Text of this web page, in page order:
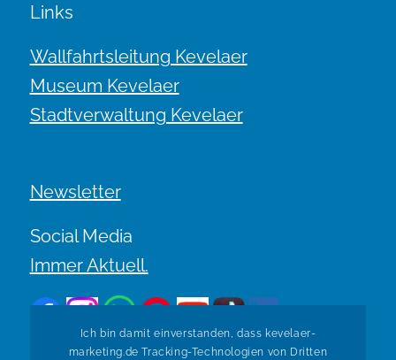
Links
Wallfahrtsleitung Kevelaer
Museum Kevelaer
Stadtverwaltung Kevelaer
Newsletter
Social Media
Immer Aktuell.
Ich bin damit einverstanden, dass kevelaer-
marketing.de Tracking-Technologien von Dritten